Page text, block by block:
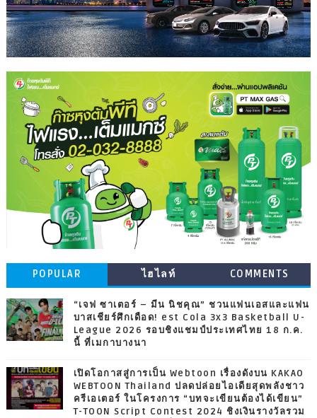
POPULAR ไฮไลท์ COMMENTS
“เจฟ ซาเตอร์ – มีน นิชคุณ” ชวนแฟนเอสและแฟน
บาสเชียร์ศึกเดือด! est Cola 3x3 Basketball U-
League 2026 รอบชิงแชมป์ประเทศไทย 18 ก.ค.
นี้ ที่เมกาบางนา
เปิดโอกาสสู่การเป็น Webtoon เรื่องดังบน KAKAO
WEBTOON Thailand ปลดปล่อยไอเดียสุดพลังชาว
ครีเอเตอร์ ในโครงการ “บทจะเขียนต้องได้เขียน”
T-TOON Script Contest 2024 ชิงเงินรางวัลรวม